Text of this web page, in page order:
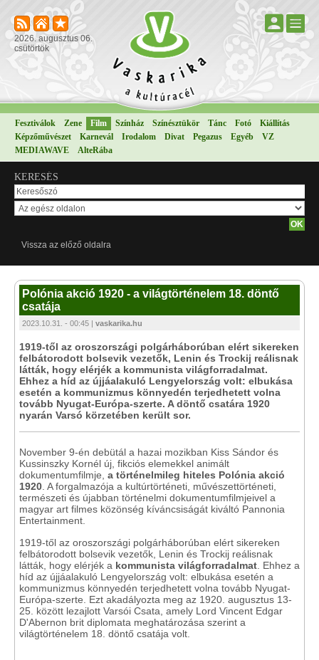
2026. augusztus 06.
csütörtök
Fesztiválok Zene Film Színház Színésztükör Tánc Fotó
Kiállítás
Képzőművészet
Karnevál Irodalom Divat Pegazus Egyéb
VZ
MEDIAWAVE
AlteRába
KERESÉS
Vissza az előző oldalra
Polónia akció 1920 - a világtörténelem 18. döntő
csatája
2023.10.31. - 00:45 | vaskarika.hu
1919-től az oroszországi polgárháborúban elért sikereken
felbátorodott bolsevik vezetők, Lenin és Trockij reálisnak
látták, hogy elérjék a kommunista világforradalmat.
Ehhez a híd az újjáalakuló Lengyelország volt: elbukása
esetén a kommunizmus könnyedén terjedhetett volna
tovább Nyugat-Európa-szerte. A döntő csatára 1920
nyarán Varsó körzetében került sor.
November 9-én debütál a hazai mozikban Kiss Sándor és
Kussinszky Kornél új, fikciós elemekkel animált
dokumentumfilmje, a történelmileg hiteles Polónia akció
1920 . A forgalmazója a kultúrtörténeti, művészettörténeti,
természeti és újabban történelmi dokumentumfilmjeivel a
magyar art filmes közönség kíváncsiságát kiváltó Pannonia
Entertainment.
1919-től az oroszországi polgárháborúban elért sikereken
felbátorodott bolsevik vezetők, Lenin és Trockij reálisnak
látták, hogy elérjék a kommunista világforradalmat . Ehhez a
híd az újjáalakuló Lengyelország volt: elbukása esetén a
kommunizmus könnyedén terjedhetett volna tovább Nyugat-
Európa-szerte. Ezt akadályozta meg az 1920. augusztus 13-
25. között lezajlott Varsói Csata, amely Lord Vincent Edgar
D'Abernon brit diplomata meghatározása szerint a
világtörténelem 18. döntő csatája volt.